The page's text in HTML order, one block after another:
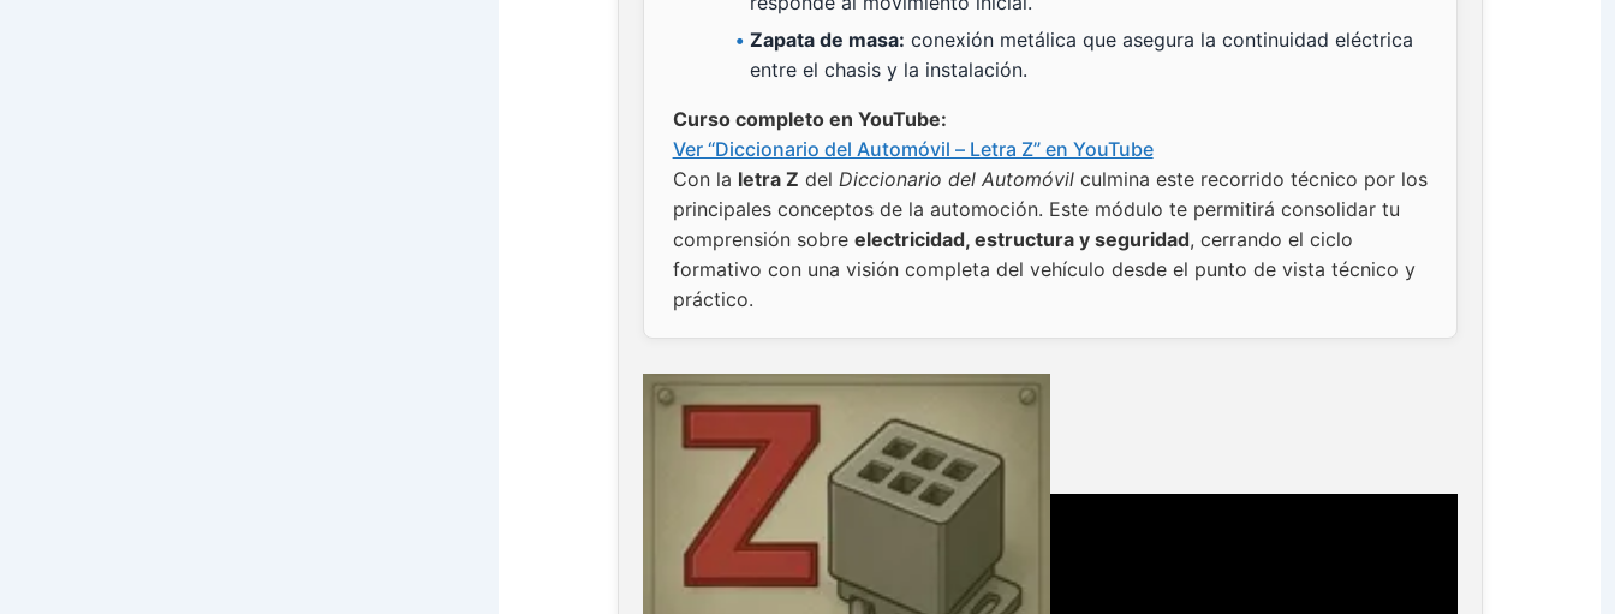
Zapata de masa: conexión metálica que asegura la continuidad eléctrica
entre el chasis y la instalación.
Curso completo en YouTube:
Ver “Diccionario del Automóvil – Letra Z” en YouTube
Con la letra Z del Diccionario del Automóvilculmina este recorrido técnico por los
principales conceptos de la automoción. Este módulo te permitirá consolidar tu
comprensión sobre electricidad, estructura y seguridad, cerrando el ciclo
formativo con una visión completa del vehículo desde el punto de vista técnico y
práctico.